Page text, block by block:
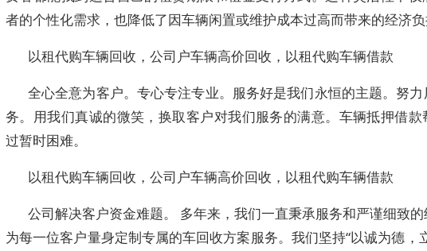
者的个性化需求，也降低了因车辆闲置或维护成本过高而带来的经济负
以租代购车辆回收，公司户车辆高价回收，以租代购车辆借款
全心全意为客户。专心专注专业。服务好是我们永恒的主题。努力
务。用我们真诚的微笑，换取客户对我们服务的满意。车辆抵押借款
过暂时困难。
以租代购车辆回收，公司户车辆高价回收，以租代购车辆借款
公司解决客户资金难题。 多年来，我们一直秉承服务和严谨细致的
为每一位客户量身定制专属的车回收方案服务。我们坚持“以诚为德，